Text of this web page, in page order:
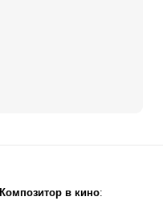
Композитор в кино: